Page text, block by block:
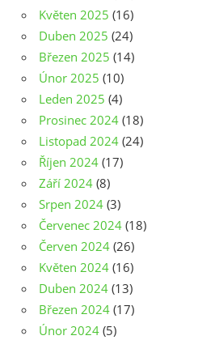
Květen 2025 (16)
Duben 2025 (24)
Březen 2025 (14)
Únor 2025 (10)
Leden 2025 (4)
Prosinec 2024 (18)
Listopad 2024 (24)
Říjen 2024 (17)
Září 2024 (8)
Srpen 2024 (3)
Červenec 2024 (18)
Červen 2024 (26)
Květen 2024 (16)
Duben 2024 (13)
Březen 2024 (17)
Únor 2024 (5)